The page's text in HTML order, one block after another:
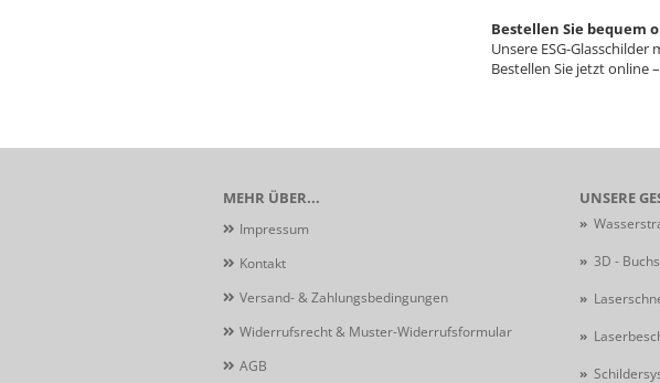
Bestellen Sie bequem
Unsere ESG-
Bestellen Sie jetzt online
MEHR ÜBER...
Impressum
Kontakt
Versand- & Zahlungsbedingungen
Widerrufsrecht & Muster-Widerrufsformular
AGB
UNSERE
»
» 3D -
»
»
»